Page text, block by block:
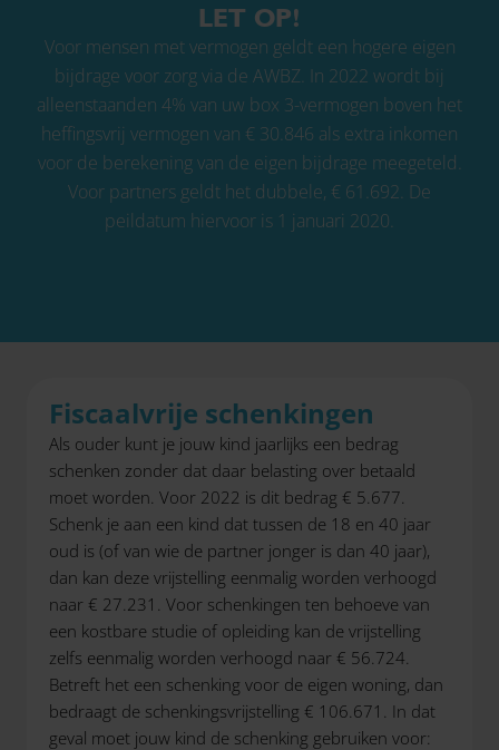
LET OP!
Voor mensen met vermogen geldt een hogere eigen
bijdrage voor zorg via de AWBZ. In 2022 wordt bij
alleenstaanden 4% van uw box 3-vermogen boven het
heffingsvrij vermogen van € 30.846 als extra inkomen
voor de berekening van de eigen bijdrage meegeteld.
Voor partners geldt het dubbele, € 61.692. De
peildatum hiervoor is 1 januari 2020.
Fiscaalvrije schenkingen
Als ouder kunt je jouw kind jaarlijks een bedrag
schenken zonder dat daar belasting over betaald
moet worden. Voor 2022 is dit bedrag € 5.677.
Schenk je aan een kind dat tussen de 18 en 40 jaar
oud is (of van wie de partner jonger is dan 40 jaar),
dan kan deze vrijstelling eenmalig worden verhoogd
naar € 27.231. Voor schenkingen ten behoeve van
een kostbare studie of opleiding kan de vrijstelling
zelfs eenmalig worden verhoogd naar € 56.724.
Betreft het een schenking voor de eigen woning, dan
bedraagt de schenkingsvrijstelling € 106.671. In dat
geval moet jouw kind de schenking gebruiken voor: